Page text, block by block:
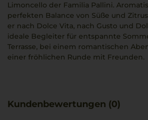
Limoncello der Familia Pallini.
perfekten Balance von Süße und
er nach Dolce Vita, nach Gusto und
ideale Begleiter für entspannte
Terrasse, bei einem romantischen
einer fröhlichen Runde mit Freunden.
Kundenbewertungen (0)